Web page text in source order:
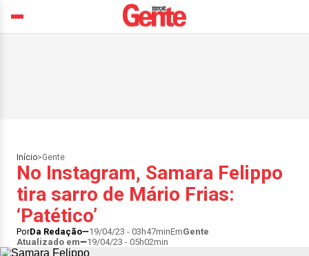
Início>Gente
No Instagram, Samara Felippo
tira sarro de Mário Frias:
‘Patético’
PorDa Redação 19/04/23 - 03h47minEmGente
Atualizado em
19/04/23 - 05h02min